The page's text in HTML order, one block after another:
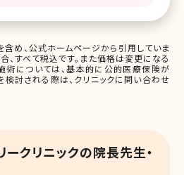
め、公式ホームページから引用していま
、すべて税込です。また価格は変更になる
術については、基本的に公的医療保険が
討される際は、クリニックに問い合わせ
ークリニックの院長先生・